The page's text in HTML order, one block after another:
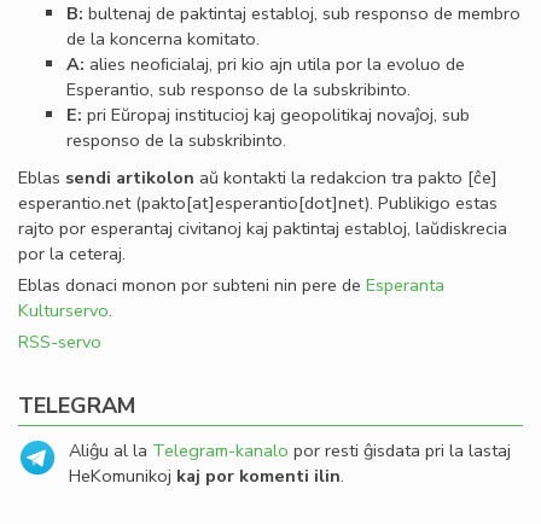
B: bultenaj de paktintaj establoj, sub responso de membro
de la koncerna komitato.
A: alies neoﬁcialaj, pri kio ajn utila por la evoluo de
Esperantio, sub responso de la subskribinto.
E: pri Eŭropaj institucioj kaj geopolitikaj novaĵoj, sub
responso de la subskribinto.
Eblas sendi artikolon aŭ kontakti la redakcion tra pakto [ĉe]
esperantio.net(pakto[at]esperantio[dot]net). Publikigo estas
rajto por esperantaj civitanoj kaj paktintaj establoj, laŭdiskrecia
por la ceteraj.
Eblas donaci monon por subteni nin pere de Esperanta
Kulturservo.
RSS-servo
TELEGRAM
Aliĝu al la Telegram-kanalo por resti ĝisdata pri la lastaj
HeKomunikoj kaj por komenti ilin.